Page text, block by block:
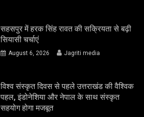
सहसपुर में हरक सिंह रावत की सक्रियता से बढ़ी
सियासी चर्चाएं
August 6, 2026 Jagriti media
विश्व संस्कृत दिवस से पहले उत्तराखंड की वैश्विक
पहल, इंडोनेशिया और नेपाल के साथ संस्कृत
सहयोग होगा मजबूत